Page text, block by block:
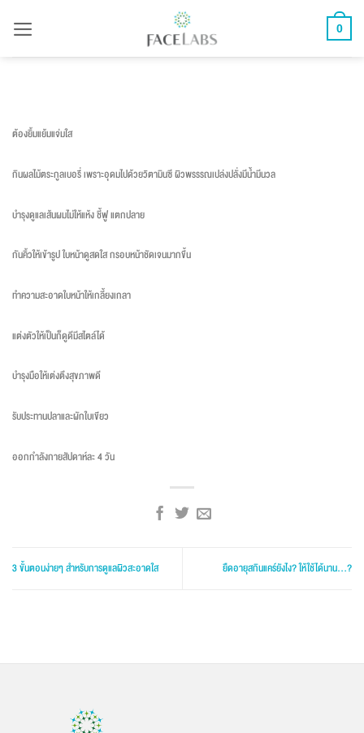
0
ต้องยิ้มแย้มแจ่มใส
กินผลไม้ตระกูลเบอรี่ เพราะอุดมไปด้วยวิตามินซี ผิวพรรรณเปล่งปลั่งมีน้ำมีนวล
บำรุงดูแลเส้นผมไม่ให้แห้ง ชี้ฟู แตกปลาย
กันคิ้วให้เข้ารูป ใบหน้าดูสดใส กรอบหน้าชัดเจนมากขึ้น
ทำความสะอาดใบหน้าให้เกลี้ยงเกลา
แต่งตัวให้เป็นก็ดูดีมีสไตล์ได้
บำรุงมือให้เต่งตึงสุขภาพดี
รับประทานปลาและผักใบเขียว
ออกกำลังกายสัปดาห์ละ 4 วัน
3 ขั้นตอนง่ายๆ สำหรับการดูแลผิวสะอาดใส ยืดอายุสกินแคร์ยังไง? ให้ใช้ได้นาน…?